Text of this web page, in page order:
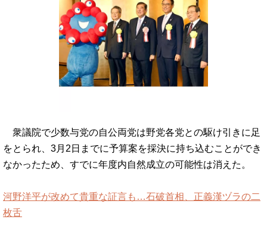
衆議院で少数与党の自公両党は野党各党との駆け引きに足
をとられ、3月2日までに予算案を採決に持ち込むことができ
なかったため、すでに年度内自然成立の可能性は消えた。
河野洋平が改めて貴重な証言も…石破首相、正義漢ヅラの二
枚舌